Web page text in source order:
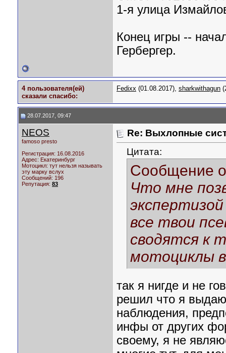
1-я улица
Конец игры --
Гербергер.
4 пользователя(ей)
сказали cпасибо:
Fedixx (01.08.2017), sharkwithagun
28.07.2017, 09:47
NEOS
famoso presto
Регистрация: 16.08.2016
Адрес: Екатеринбург
Мотоцикл: тут нельзя называть
эту марку вслух
Сообщений: 196
Репутация: 83
Re: Выхлопные
Цитата:
Сообщение
Что мне
все твои
сводятся к
мотоциклы
так я нигде и не
решил что я выдаю
наблюдения,
инфы от других
своему, я не